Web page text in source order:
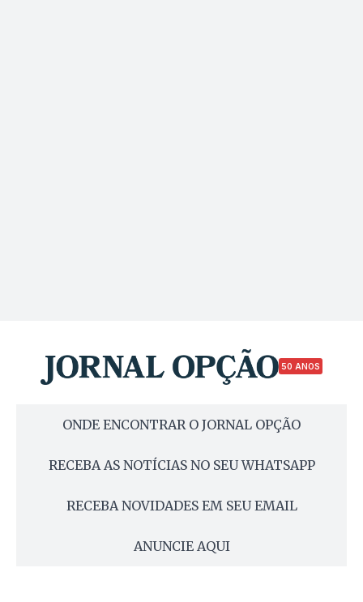
50 ANOS
ONDE ENCONTRAR O JORNAL OPÇÃO
RECEBA AS NOTÍCIAS NO SEU WHATSAPP
RECEBA NOVIDADES EM SEU EMAIL
ANUNCIE AQUI